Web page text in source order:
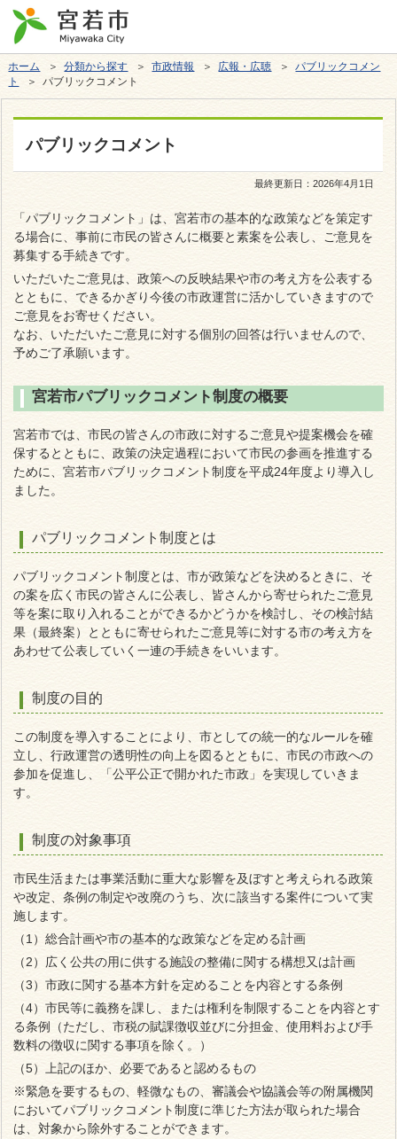
ホーム ＞分類から探す ＞市政情報 ＞ 広報・広聴 ＞パブリックコメン
ト
＞ パブリックコメント
パブリックコメント
最終更新日：2026年4月1日
「パブリックコメント」は、宮若市の基本的な政策などを策定す
る場合に、事前に市民の皆さんに概要と素案を公表し、ご意見を
募集する手続きです。
いただいたご意見は、政策への反映結果や市の考え方を公表する
とともに、できるかぎり今後の市政運営に活かしていきますので
ご意見をお寄せください。
なお、いただいたご意見に対する個別の回答は行いませんので、
予めご了承願います。
宮若市パブリックコメント制度の概要
宮若市では、市民の皆さんの市政に対するご意見や提案機会を確
保するとともに、政策の決定過程において市民の参画を推進する
ために、宮若市パブリックコメント制度を平成24年度より導入し
ました。
パブリックコメント制度とは
パブリックコメント制度とは、市が政策などを決めるときに、そ
の案を広く市民の皆さんに公表し、皆さんから寄せられたご意見
等を案に取り入れることができるかどうかを検討し、その検討結
果（最終案）とともに寄せられたご意見等に対する市の考え方を
あわせて公表していく一連の手続きをいいます。
制度の目的
この制度を導入することにより、市としての統一的なルールを確
立し、行政運営の透明性の向上を図るとともに、市民の市政への
参加を促進し、「公平公正で開かれた市政」を実現していきま
す。
制度の対象事項
市民生活または事業活動に重大な影響を及ぼすと考えられる政策
や改定、条例の制定や改廃のうち、次に該当する案件について実
施します。
（1）総合計画や市の基本的な政策などを定める計画
（2）広く公共の用に供する施設の整備に関する構想又は計画
（3）市政に関する基本方針を定めることを内容とする条例
（4）市民等に義務を課し、または権利を制限することを内容とす
る条例（ただし、市税の賦課徴収並びに分担金、使用料および手
数料の徴収に関する事項を除く。）
（5）上記のほか、必要であると認めるもの
※緊急を要するもの、軽微なもの、審議会や協議会等の附属機関
においてパブリックコメント制度に準じた方法が取られた場合
は、対象から除外することができます。